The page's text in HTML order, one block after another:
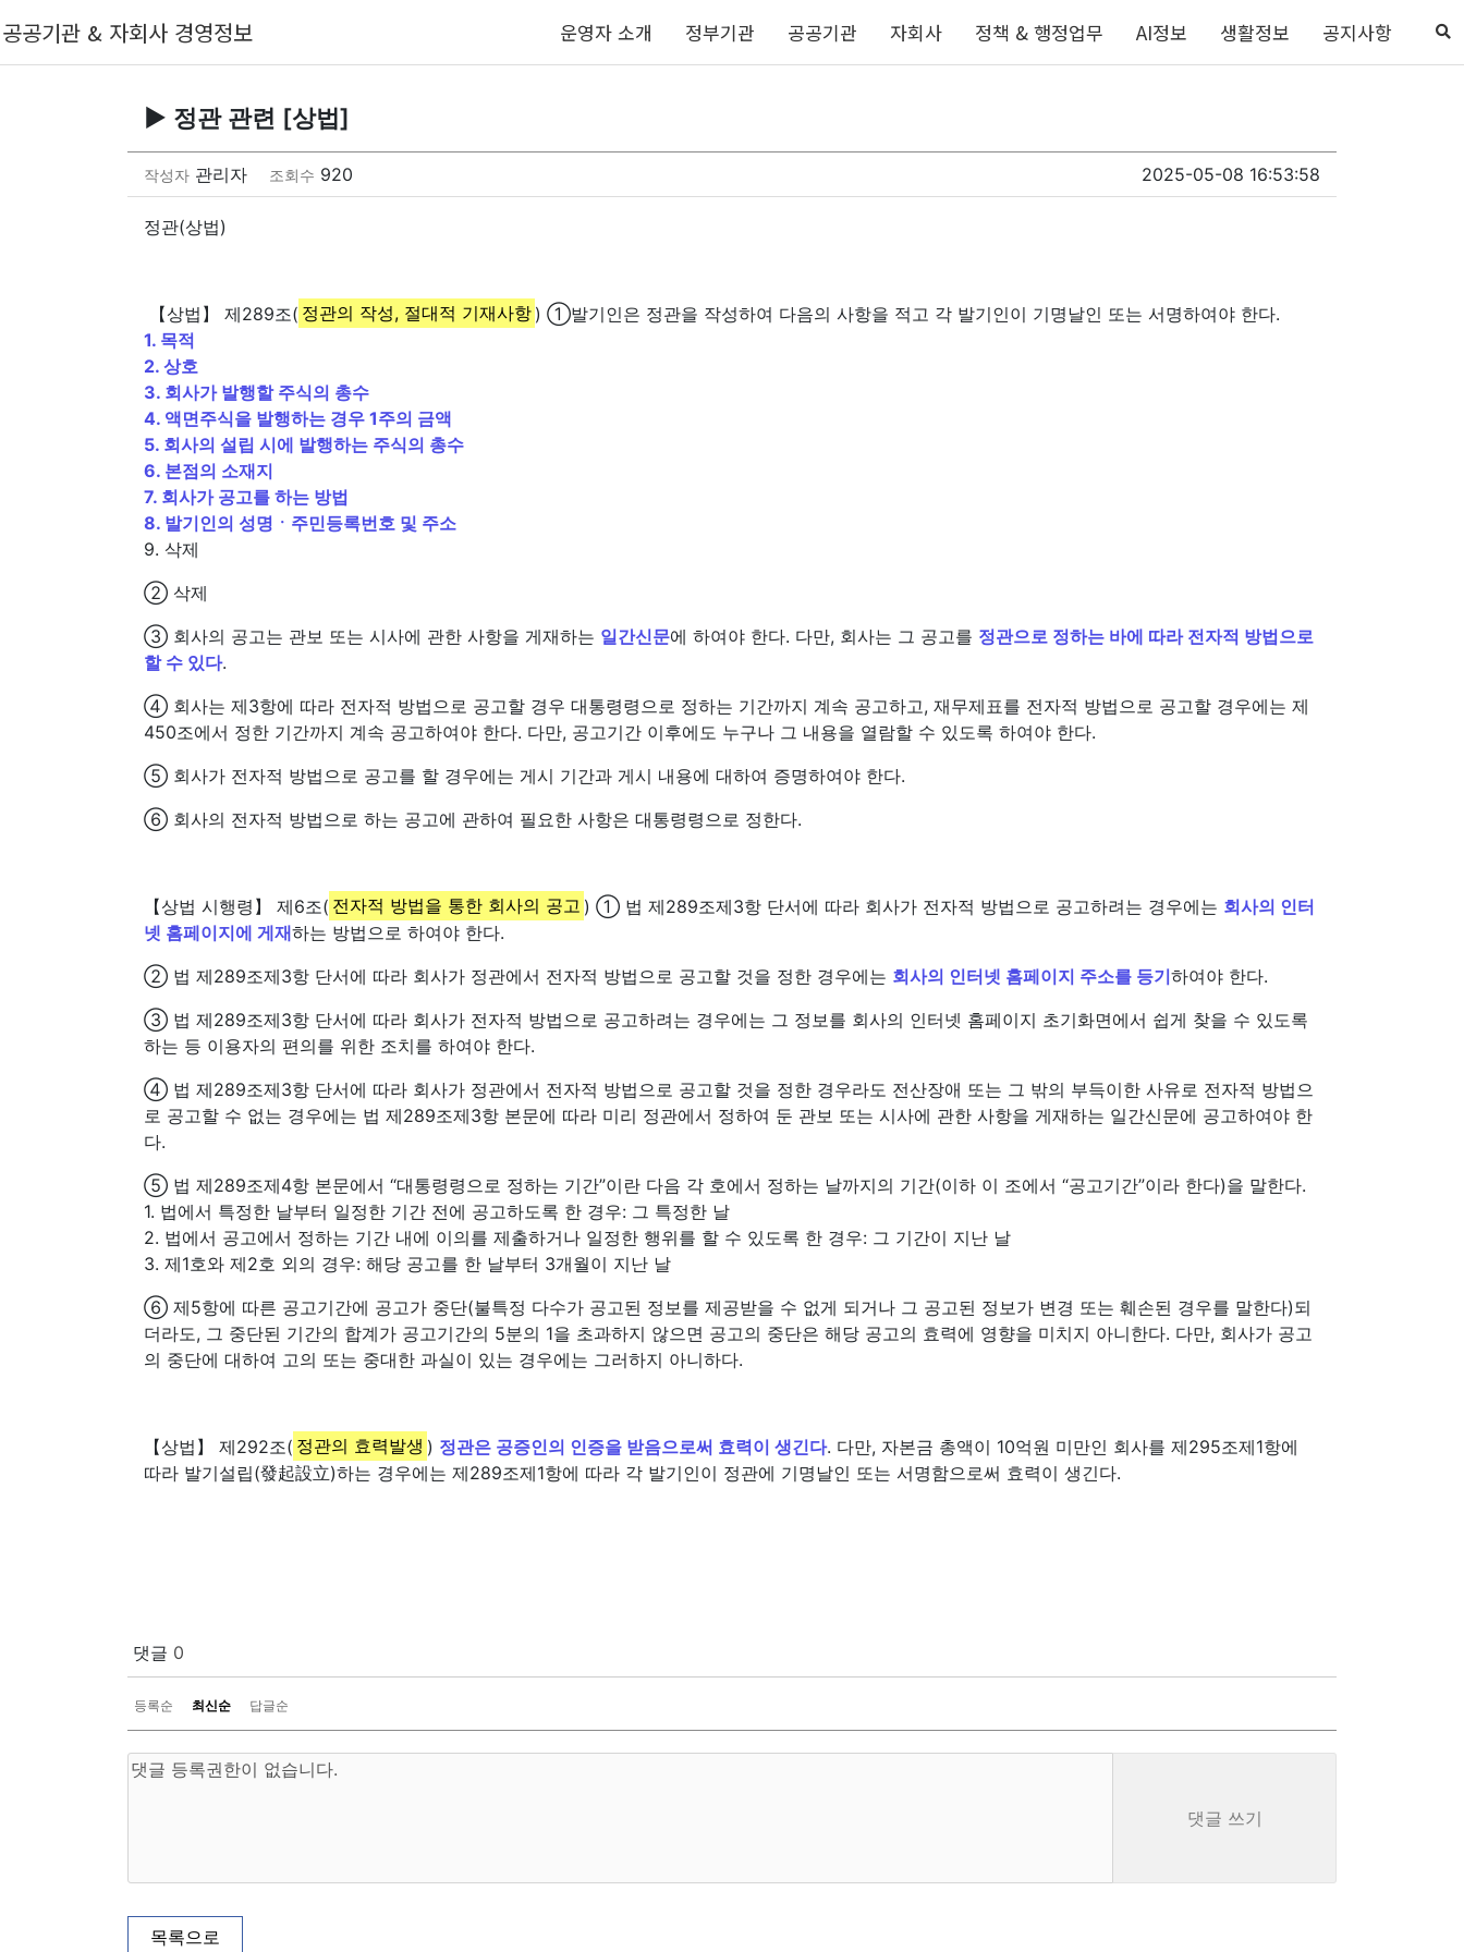
공공기관 & 자회사 경영정보 운영자 소개 정부기관 공공기관 자회사 정책 & 행정업무 AI정보 생활정보 공지사항
▶ 정관 관련 [상법]
작성자 관리자 조회수 920 2025-05-08 16:53:58
정관(상법)
【상법】 제289조( 정관의 작성, 절대적 기재사항 ) ①발기인은 정관을 작성하여 다음의 사항을 적고 각 발기인이 기명날인 또는 서명하여야 한다.
1. 목적
2. 상호
3. 회사가 발행할 주식의 총수
4. 액면주식을 발행하는 경우 1주의 금액
5. 회사의 설립 시에 발행하는 주식의 총수
6. 본점의 소재지
7. 회사가 공고를 하는 방법
8. 발기인의 성명ㆍ주민등록번호 및 주소
9. 삭제
② 삭제
③ 회사의 공고는 관보 또는 시사에 관한 사항을 게재하는 일간신문에 하여야 한다. 다만, 회사는 그 공고를 정관으로 정하는 바에 따라 전자적 방법으로
할 수 있다.
④ 회사는 제3항에 따라 전자적 방법으로 공고할 경우 대통령령으로 정하는 기간까지 계속 공고하고, 재무제표를 전자적 방법으로 공고할 경우에는 제
450조에서 정한 기간까지 계속 공고하여야 한다. 다만, 공고기간 이후에도 누구나 그 내용을 열람할 수 있도록 하여야 한다.
⑤ 회사가 전자적 방법으로 공고를 할 경우에는 게시 기간과 게시 내용에 대하여 증명하여야 한다.
⑥ 회사의 전자적 방법으로 하는 공고에 관하여 필요한 사항은 대통령령으로 정한다.
【상법 시행령】 제6조( 전자적 방법을 통한 회사의 공고 ) ① 법 제289조제3항 단서에 따라 회사가 전자적 방법으로 공고하려는 경우에는 회사의 인터
넷 홈페이지에 게재하는 방법으로 하여야 한다.
② 법 제289조제3항 단서에 따라 회사가 정관에서 전자적 방법으로 공고할 것을 정한 경우에는 회사의 인터넷 홈페이지 주소를 등기하여야 한다.
③ 법 제289조제3항 단서에 따라 회사가 전자적 방법으로 공고하려는 경우에는 그 정보를 회사의 인터넷 홈페이지 초기화면에서 쉽게 찾을 수 있도록
하는 등 이용자의 편의를 위한 조치를 하여야 한다.
④ 법 제289조제3항 단서에 따라 회사가 정관에서 전자적 방법으로 공고할 것을 정한 경우라도 전산장애 또는 그 밖의 부득이한 사유로 전자적 방법으
로 공고할 수 없는 경우에는 법 제289조제3항 본문에 따라 미리 정관에서 정하여 둔 관보 또는 시사에 관한 사항을 게재하는 일간신문에 공고하여야 한
다.
⑤ 법 제289조제4항 본문에서 “대통령령으로 정하는 기간”이란 다음 각 호에서 정하는 날까지의 기간(이하 이 조에서 “공고기간”이라 한다)을 말한다.
1. 법에서 특정한 날부터 일정한 기간 전에 공고하도록 한 경우: 그 특정한 날
2. 법에서 공고에서 정하는 기간 내에 이의를 제출하거나 일정한 행위를 할 수 있도록 한 경우: 그 기간이 지난 날
3. 제1호와 제2호 외의 경우: 해당 공고를 한 날부터 3개월이 지난 날
⑥ 제5항에 따른 공고기간에 공고가 중단(불특정 다수가 공고된 정보를 제공받을 수 없게 되거나 그 공고된 정보가 변경 또는 훼손된 경우를 말한다)되
더라도, 그 중단된 기간의 합계가 공고기간의 5분의 1을 초과하지 않으면 공고의 중단은 해당 공고의 효력에 영향을 미치지 아니한다. 다만, 회사가 공고
의 중단에 대하여 고의 또는 중대한 과실이 있는 경우에는 그러하지 아니하다.
【상법】 제292조( 정관의 효력발생 ) 정관은 공증인의 인증을 받음으로써 효력이 생긴다. 다만, 자본금 총액이 10억원 미만인 회사를 제295조제1항에
따라 발기설립(發起設立)하는 경우에는 제289조제1항에 따라 각 발기인이 정관에 기명날인 또는 서명함으로써 효력이 생긴다.
댓글 0
등록순 최신순 답글순
댓글 쓰기
목록으로